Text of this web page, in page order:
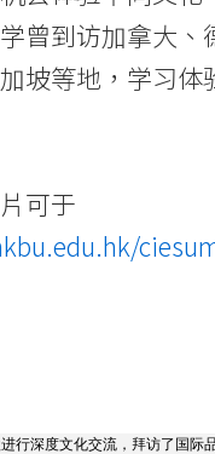
曾到访加拿大、
坡等地，学习体
可于
行深度文化交流，拜访了国际